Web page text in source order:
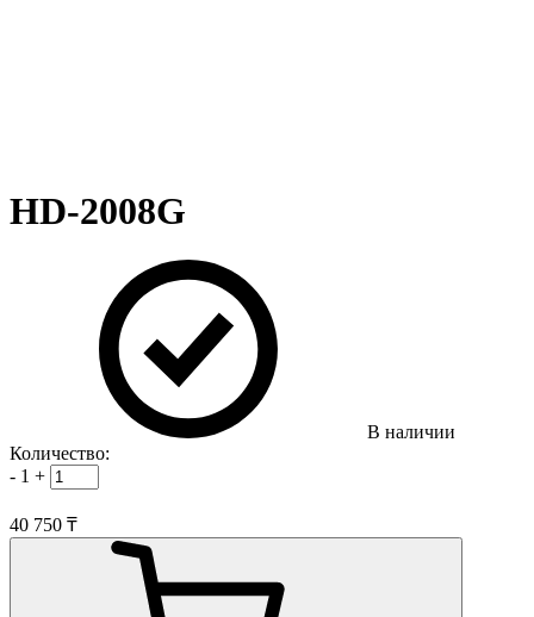
HD-2008G
В наличии
Количество:
- 1 +
40 750 ₸